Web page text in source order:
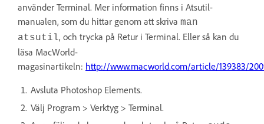
använder Terminal. Mer information finns i Atsutil-
manualen, som du hittar genom att skriva man
atsutil, och trycka på Retur i Terminal. Eller så kan du
läsa MacWorld-
magasinartikeln: http://www.macworld.com/article/139383/
Avsluta Photoshop Elements.
Välj Program > Verktyg > Terminal.